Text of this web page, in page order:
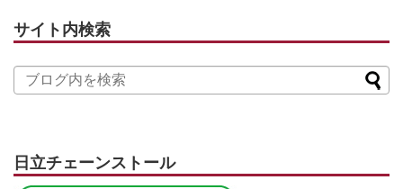
サイト内検索
日立チェーンストール